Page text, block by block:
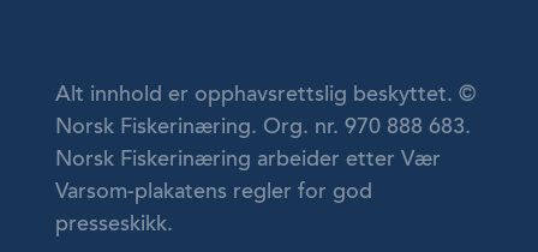
Alt innhold er opphavsrettslig beskyttet. ©
Norsk Fiskerinæring. Org. nr. 970 888 683.
Norsk Fiskerinæring arbeider etter Vær
Varsom-plakatens regler for god
presseskikk.